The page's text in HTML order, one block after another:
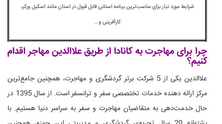
شرایط مورد نیاز برای مناسب‌ترین برنامه استانی قابل قبول در استان مانند اسکیل ورکر،
کارآفرینی و...
چرا برای مهاجرت به کانادا از طریق علاالدین مهاجر اقدام
کنیم؟
علاالدین یکی از 5 شرکت برتر گردشگری و مهاجرت، همچنین جامع‌ترین
مرکز ارائه دهنده خدمات تختصصی سفر و ترانسفر است. از سال 1395 در
حال خدمت‌دهی به متقاضیان مهاجرت و سفر به سراسر دنیا هستیم. با